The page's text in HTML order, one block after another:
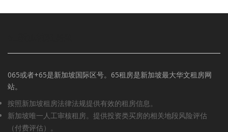
065或者+65是新加坡国际区号。65租房是新加坡最大华文租房网
站。
按照新加坡租房法律法规提供有效的租房信息。
新加坡唯一人工审核租房。提供投资类买房的相关地段风险评估
（付费评估）。